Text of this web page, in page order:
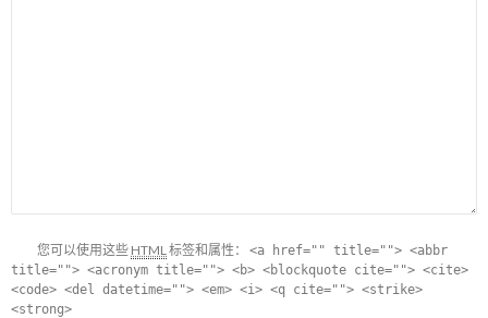
您可以使用这些 HTML标签和属性： <a href="" title=""> <abbr
title=""> <acronym title=""> <b> <blockquote cite=""> <cite>
<code> <del datetime=""> <em> <i> <q cite=""> <strike>
<strong>